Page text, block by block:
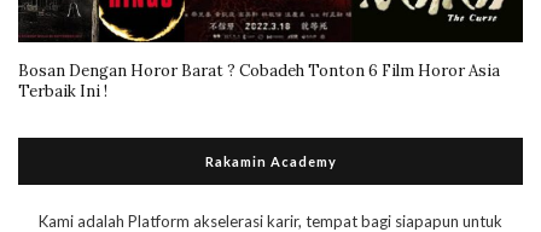
Bosan Dengan Horor Barat ? Cobadeh Tonton 6 Film Horor Asia
Terbaik Ini !
Rakamin Academy
Kami adalah Platform akselerasi karir, tempat bagi siapapun untuk